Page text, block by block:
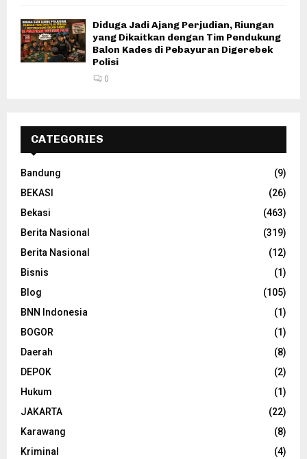
Diduga Jadi Ajang Perjudian, Riungan
yang Dikaitkan dengan Tim Pendukung
Balon Kades di Pebayuran Digerebek
Polisi
0
CATEGORIES
Bandung
(9)
BEKASI
(26)
Bekasi
(463)
Berita Nasional
(319)
Berita Nasional
(12)
Bisnis
(1)
Blog
(105)
BNN Indonesia
(1)
BOGOR
(1)
Daerah
(8)
DEPOK
(2)
Hukum
(1)
JAKARTA
(22)
Karawang
(8)
Kriminal
(4)